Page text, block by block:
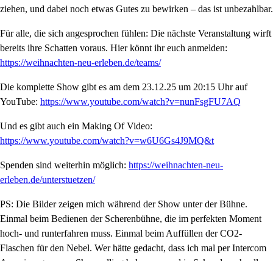
ziehen, und dabei noch etwas Gutes zu bewirken – das ist unbezahlbar.
Für alle, die sich angesprochen fühlen: Die nächste Veranstaltung wirft
bereits ihre Schatten voraus. Hier könnt ihr euch anmelden:
https://weihnachten-neu-erleben.de/teams/
Die komplette Show gibt es am dem 23.12.25 um 20:15 Uhr auf
YouTube: https://www.youtube.com/watch?v=nunFsgFU7AQ
Und es gibt auch ein Making Of Video:
https://www.youtube.com/watch?v=w6U6Gs4J9MQ&t
Spenden sind weiterhin möglich: https://weihnachten-neu-
erleben.de/unterstuetzen/
PS: Die Bilder zeigen mich während der Show unter der Bühne.
Einmal beim Bedienen der Scherenbühne, die im perfekten Moment
hoch- und runterfahren muss. Einmal beim Auffüllen der CO2-
Flaschen für den Nebel. Wer hätte gedacht, dass ich mal per Intercom